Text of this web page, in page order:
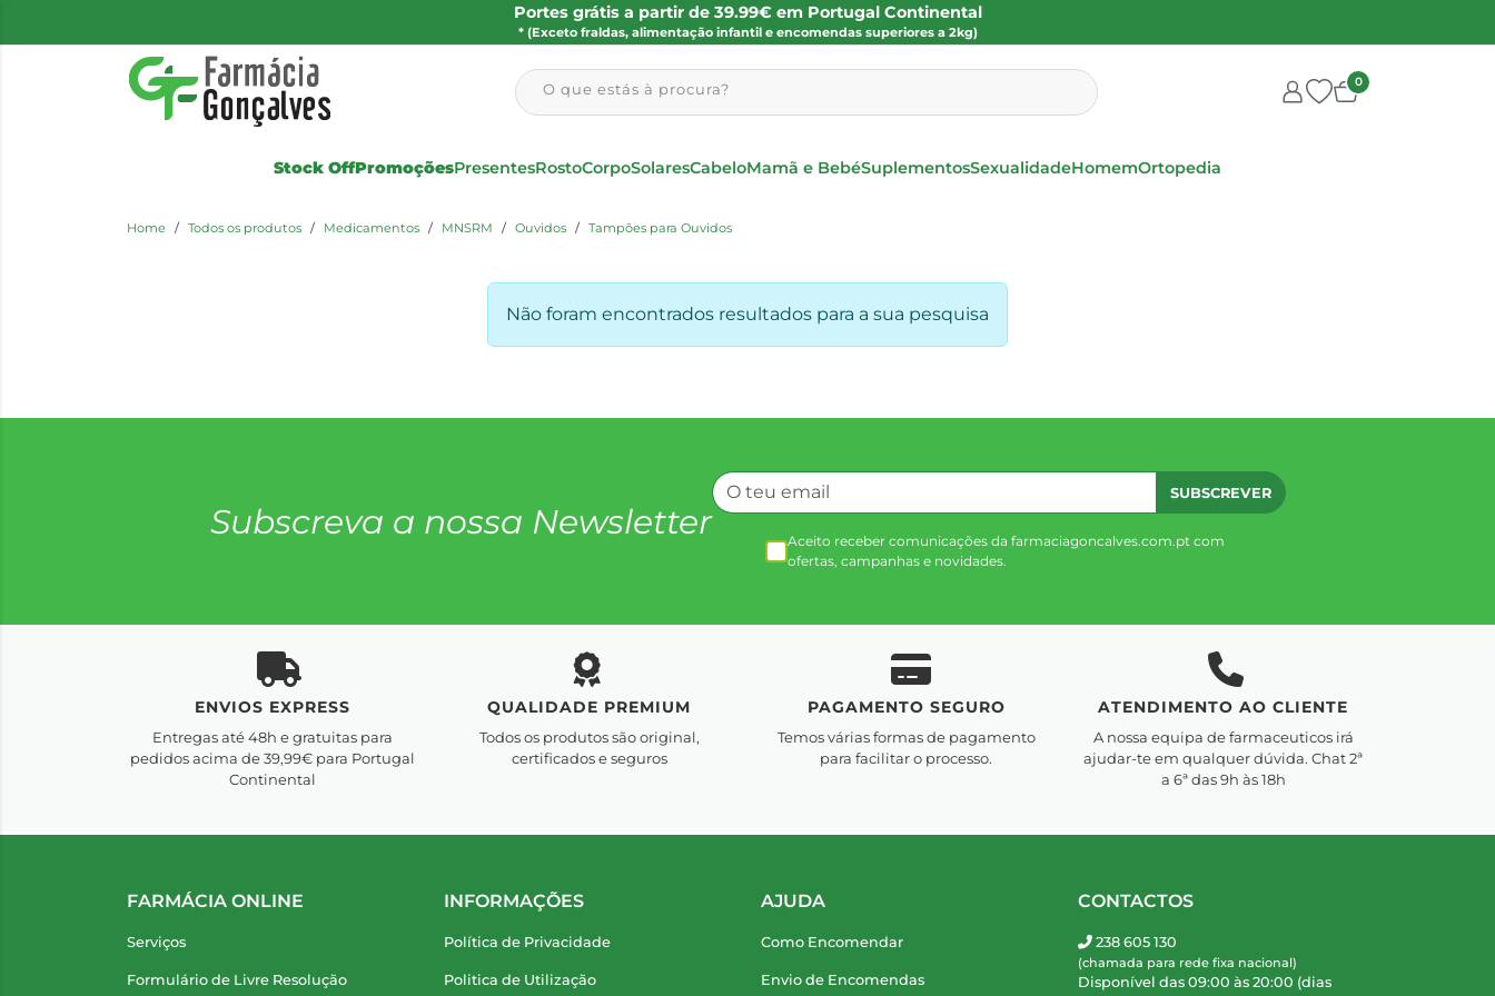
Portes grátis a partir de 39.99€ em Portugal Continental
* (Exceto fraldas, alimentação infantil e encomendas superiores a 2kg)
O que estás à procura? 0
Stock OffPromoçõesPresentesRostoCorpoSolaresCabeloMamã e BebéSuplementosSexualidadeHomemOrtopedia
Home Todos os produtos Medicamentos MNSRM Ouvidos Tampões para Ouvidos
Não foram encontrados resultados para a sua pesquisa
Subscreva a nossa Newsletter
SUBSCREVER
Aceito receber comunicações da farmaciagoncalves.com.pt com
ofertas, campanhas e novidades.
ENVIOS EXPRESS
Entregas até 48h e gratuitas para
pedidos acima de 39,99€ para Portugal
Continental
QUALIDADE PREMIUM
Todos os produtos são original,
certificados e seguros
PAGAMENTO SEGURO
Temos várias formas de pagamento
para facilitar o processo.
ATENDIMENTO AO CLIENTE
A nossa equipa de farmaceuticos irá
ajudar-te em qualquer dúvida. Chat 2ª
a 6ª das 9h às 18h
FARMÁCIA ONLINE
Serviços
Formulário de Livre Resolução
INFORMAÇÕES
Política de Privacidade
Politica de Utilização
AJUDA
Como Encomendar
Envio de Encomendas
CONTACTOS
238 605 130
(chamada para rede fixa nacional)
Disponível das 09:00 às 20:00 (dias